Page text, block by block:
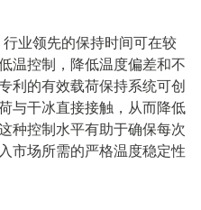
领先的保持时间可在较
温控制，降低温度偏差和不
利的有效载荷保持系统可创
与干冰直接接触，从而降低
种控制水平有助于确保每次
市场所需的严格温度稳定性